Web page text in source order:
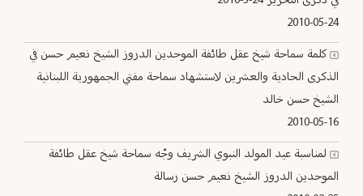
2010-05-24
كلمة سماحة شيخ عقل طائفة الموحدين الدروز الشيخ نعيم حسن في
الذكرى الحادية والعشرين لاستشهاد سماحة مفتي الجمهورية اللبنانية
الشيخ حسن خالد
2010-05-16
لمناسبة عيد المولد النبوي الشريف وجّه سماحة شيخ عقل طائفة
الموحدين الدروز الشيخ نعيم حسن رسالة